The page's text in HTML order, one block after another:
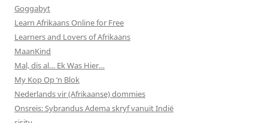
Goggabyt
Learn Afrikaans Online for Free
Learners and Lovers of Afrikaans
MaanKind
Mal, dis al… Ek Was Hier…
My Kop Op ‘n Blok
Nederlands vir (Afrikaanse) dommies
Onsreis: Sybrandus Adema skryf vanuit Indië